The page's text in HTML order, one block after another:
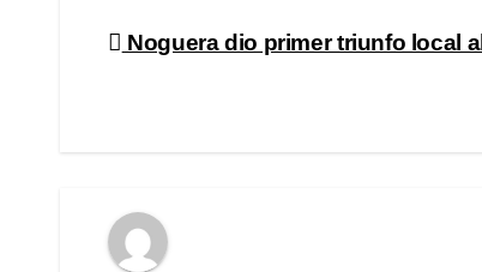
Navegación
Noguera dio primer triunfo local